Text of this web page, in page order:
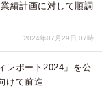
績計画に対して順調
2024年07月29日 07時
レポート2024」を公
けて前進